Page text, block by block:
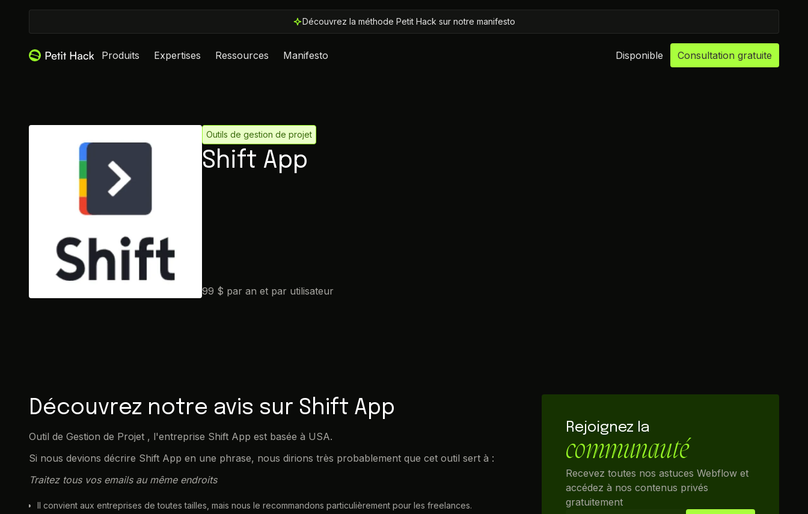
Découvrez la méthode Petit Hack sur notre manifesto
Produits Expertises Ressources Manifesto Disponible Consultation gratuite
Outils de gestion de projet
Shift App
99 $ par an et par utilisateur
Découvrez notre avis sur Shift App
Outil de Gestion de Projet , l'entreprise Shift App est basée à USA.
Si nous devions décrire Shift App en une phrase, nous dirions très probablement que cet outil sert à :
Traitez tous vos emails au même endroits
Il convient aux entreprises de toutes tailles, mais nous le recommandons particulièrement pour les freelances.
Rejoignez la
communauté
Recevez toutes nos astuces Webflow et
accédez à nos contenus privés
gratuitement